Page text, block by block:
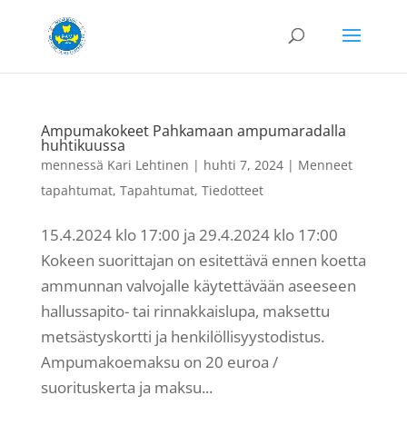
Ampumakokeet Pahkamaan ampumaradalla
huhtikuussa
mennessä Kari Lehtinen | huhti 7, 2024| Menneet
tapahtumat, Tapahtumat, Tiedotteet
15.4.2024 klo 17:00 ja 29.4.2024 klo 17:00
Kokeen suorittajan on esitettävä ennen koetta
ammunnan valvojalle käytettävään aseeseen
hallussapito- tai rinnakkaislupa, maksettu
metsästyskortti ja henkilöllisyystodistus.
Ampumakoemaksu on 20 euroa /
suorituskerta ja maksu...